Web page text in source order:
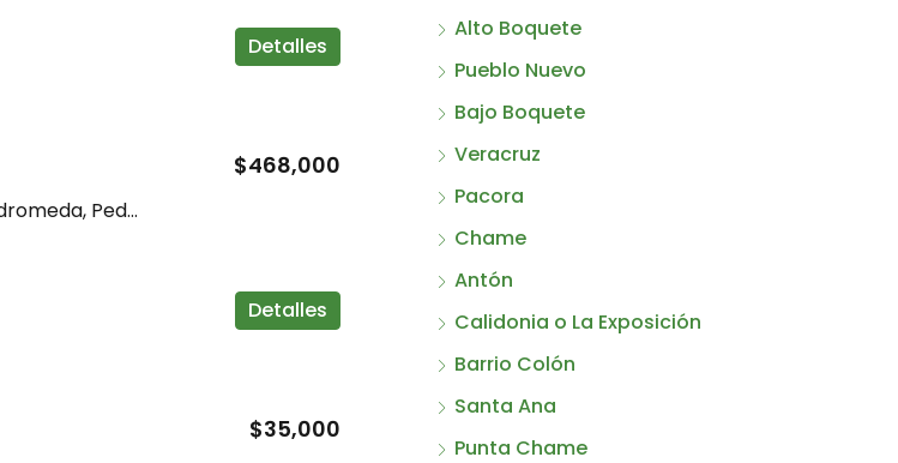
Detalles
Venta de casa de playa en Andromeda, Pedasí
$468,000
Detalles
$35,000
Alto Boquete
Pueblo Nuevo
Bajo Boquete
Veracruz
Pacora
Chame
Antón
Calidonia o La Exposición
Barrio Colón
Santa Ana
Punta Chame